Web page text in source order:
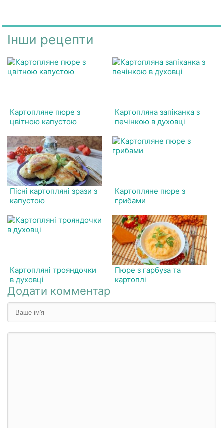
Інши рецепти
Картопляне пюре з
цвітною капустою
Картопляна запіканка з
печінкою в духовці
Пісні картопляні зрази з
капустою
Картопляне пюре з
грибами
Картопляні трояндочки
в духовці
Пюре з гарбуза та
картоплі
Додати комментар